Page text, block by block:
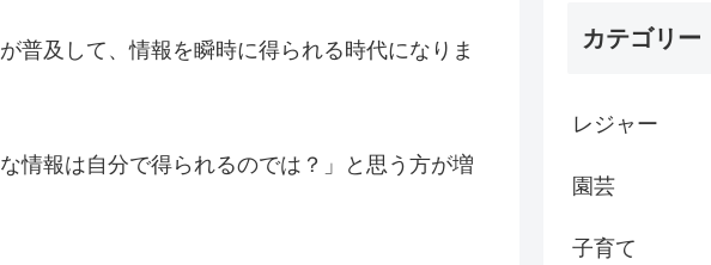
普及して、情報を瞬時に得られる時代になりま
情報は自分で得られるのでは？」と思う方が増
カテゴリー
レジャー
園芸
子育て